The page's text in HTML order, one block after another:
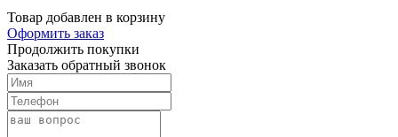
Товар добавлен в корзину
Оформить заказ
Продолжить покупки
Заказать обратный звонок